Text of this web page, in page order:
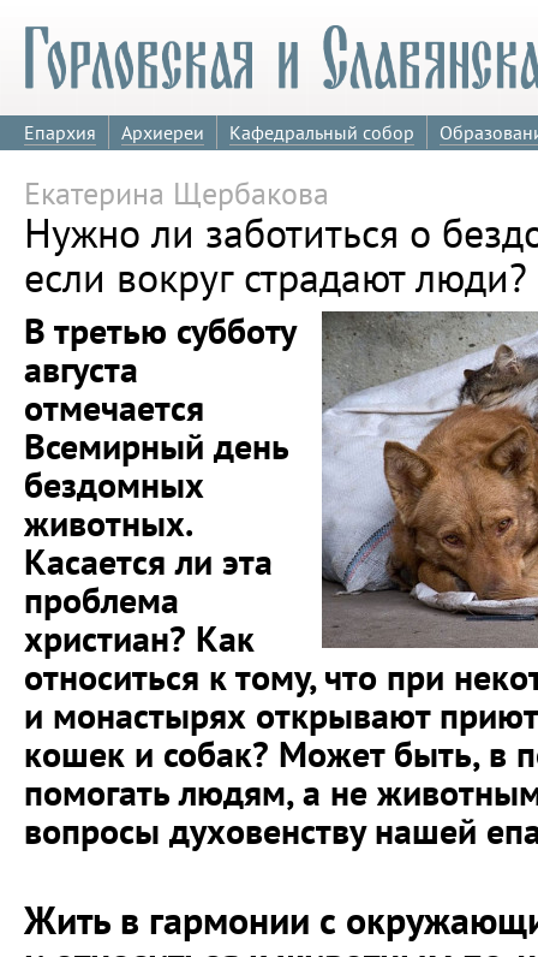
Епархия Архиереи Кафедральный собор
Екатерина Щербакова
Нужно ли заботиться о
если вокруг страдают люди?
В третью субботу
августа
отмечается
Всемирный день
бездомных
животных.
Касается ли эта
проблема
христиан? Как
относиться к тому, что при
и монастырях открывают
кошек и собак? Может быть, в
помогать людям, а не
вопросы духовенству нашей
Жить в гармонии с